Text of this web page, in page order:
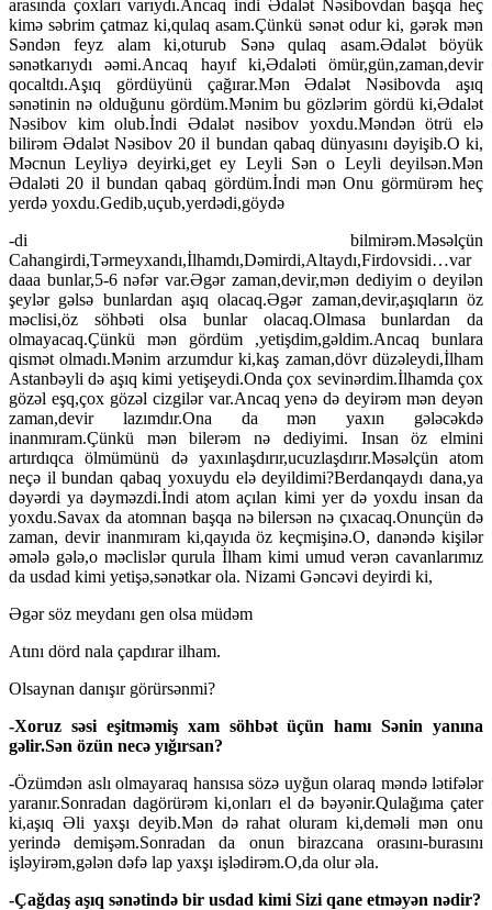
arasında çoxları varıydı.Ancaq indi Ədalət Nəsibovdan başqa heç
kimə səbrim çatmaz ki,qulaq asam.Çünkü sənət odur ki, gərək mən
Səndən feyz alam ki,oturub Sənə qulaq asam.Ədalət böyük
sənətkarıydı əəmi.Ancaq hayıf ki,Ədaləti ömür,gün,zaman,devir
qocaltdı.Aşıq gördüyünü çağırar.Mən Ədalət Nəsibovda aşıq
sənətinin nə olduğunu gördüm.Mənim bu gözlərim gördü ki,Ədalət
Nəsibov kim olub.İndi Ədalət nəsibov yoxdu.Məndən ötrü elə
bilirəm Ədalət Nəsibov 20 il bundan qabaq dünyasını dəyişib.O ki,
Məcnun Leyliyə deyirki,get ey Leyli Sən o Leyli deyilsən.Mən
Ədaləti 20 il bundan qabaq gördüm.İndi mən Onu görmürəm heç
yerdə yoxdu.Gedib,uçub,yerdədi,göydə
-di bilmirəm.Məsəlçün
Cahangirdi,Tərmeyxandı,İlhamdı,Dəmirdi,Altaydı,Firdovsidi…var
daaa bunlar,5-6 nəfər var.Əgər zaman,devir,mən dediyim o deyilən
şeylər gəlsə bunlardan aşıq olacaq.Əgər zaman,devir,aşıqların öz
məclisi,öz söhbəti olsa bunlar olacaq.Olmasa bunlardan da
olmayacaq.Çünkü mən gördüm ,yetişdim,gəldim.Ancaq bunlara
qismət olmadı.Mənim arzumdur ki,kaş zaman,dövr düzəleydi,İlham
Astanbəyli də aşıq kimi yetişeydi.Onda çox sevinərdim.İlhamda çox
gözəl eşq,çox gözəl cizgilər var.Ancaq yenə də deyirəm mən deyən
zaman,devir lazımdır.Ona da mən yaxın gələcəkdə
inanmıram.Çünkü mən bilerəm nə dediyimi. Insan öz elmini
artırdıqca ölmümünü də yaxınlaşdırır,ucuzlaşdırır.Məsəlçün atom
neçə il bundan qabaq yoxuydu elə deyildimi?Berdanqaydı dana,ya
dəyərdi ya dəyməzdi.İndi atom açılan kimi yer də yoxdu insan da
yoxdu.Savax da atomnan başqa nə bilersən nə çıxacaq.Onunçün də
zaman, devir inanmıram ki,qayıda öz keçmişinə.O, danəndə kişilər
əmələ gələ,o məclislər qurula İlham kimi umud verən cavanlarımız
da usdad kimi yetişə,sənətkar ola. Nizami Gəncəvi deyirdi ki,
Əgər söz meydanı gen olsa müdəm
Atını dörd nala çapdırar ilham.
Olsaynan danışır görürsənmi?
-Xoruz səsi eşitməmiş xam söhbət üçün hamı Sənin yanına
gəlir.Sən özün necə yığırsan?
-Özümdən aslı olmayaraq hansısa sözə uyğun olaraq məndə lətifələr
yaranır.Sonradan dagörürəm ki,onları el də bəyənir.Qulağıma çater
ki,aşıq Əli yaxşı deyib.Mən də rahat oluram ki,deməli mən onu
yerində demişəm.Sonradan da onun birazcana orasını-burasını
işləyirəm,gələn dəfə lap yaxşı işlədirəm.O,da olur əla.
-Çağdaş aşıq sənətində bir usdad kimi Sizi qane etməyən nədir?